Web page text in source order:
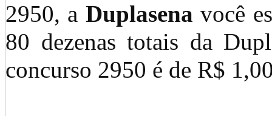
2950, a Duplasena você
80 dezenas totais da
concurso 2950 é de R$